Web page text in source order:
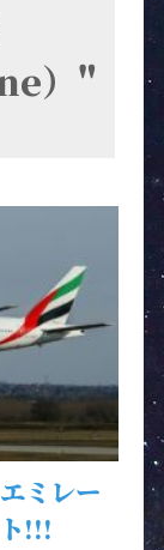
）"
ミレー
!!!